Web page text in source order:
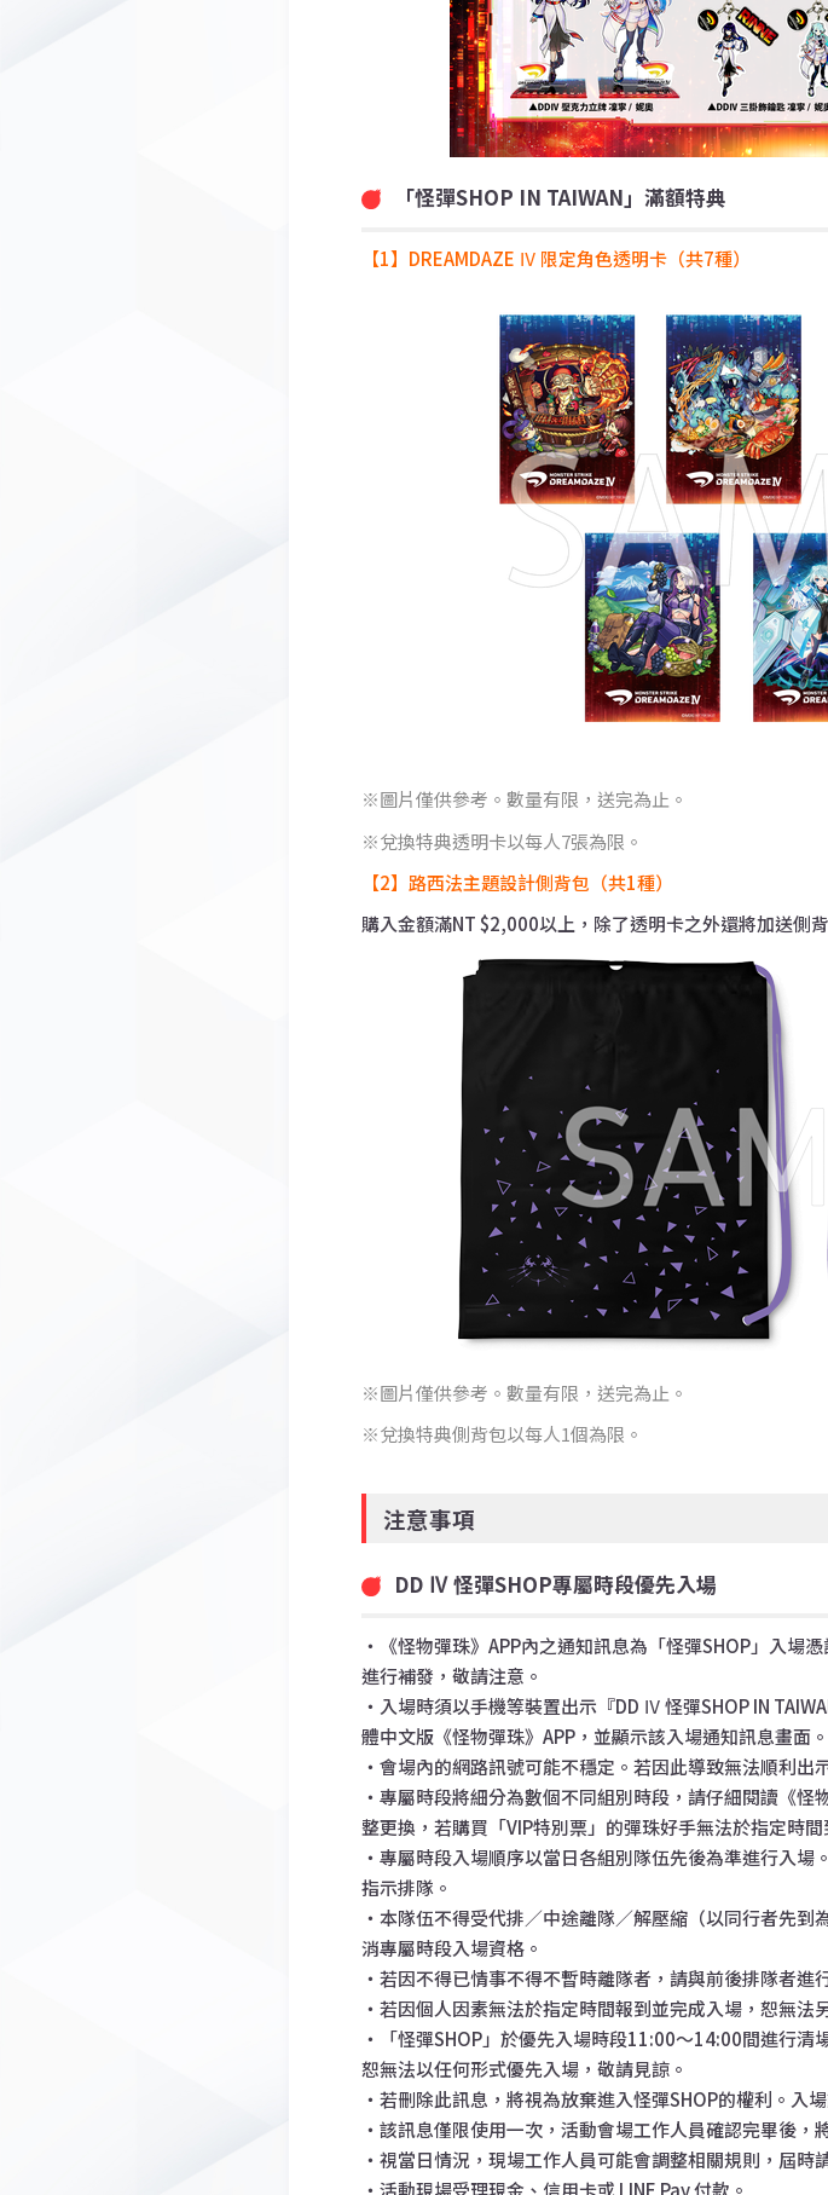
「怪彈SHOP IN TAIWAN」滿額特典
【1】DREAMDAZE Ⅳ 限定角色透明卡（共7種）
圖片僅供參考。數量有限，送完為止。
兌換特典透明卡以每人7張為限。
【2】路西法主題設計側背包（共1種）
購入金額滿NT $2,000以上，除了透明卡之外還將加送側
圖片僅供參考。數量有限，送完為止。
兌換特典側背包以每人1個為限。
注意事項
DD Ⅳ 怪彈SHOP專屬時段優先入場
・《怪物彈珠》APP內之通知訊息為「怪彈SHOP」入場
進行補發，敬請注意。
・入場時須以手機等裝置出示『DD Ⅳ 怪彈SHOP IN
體中文版《怪物彈珠》APP，並顯示該入場通知訊息畫面。
・會場內的網路訊號可能不穩定。若因此導致無法順利出
・專屬時段將細分為數個不同組別時段，請仔細閱讀《
整更換，若購買「VIP特別票」的彈珠好手無法於指定時
・專屬時段入場順序以當日各組別隊伍先後為準進行入
指示排隊。
・本隊伍不得受代排／中途離隊／解壓縮（以同行者先
消專屬時段入場資格。
・若因不得已情事不得不暫時離隊者，請與前後排隊者進
・若因個人因素無法於指定時間報到並完成入場，恕無
・「怪彈SHOP」於優先入場時段11:00～14:00間進行
恕無法以任何形式優先入場，敬請見諒。
・若刪除此訊息，將視為放棄進入怪彈SHOP的權利。入
・該訊息僅限使用一次，活動會場工作人員確認完畢後，
・視當日情況，現場工作人員可能會調整相關規則，屆時
・活動現場受理現金、信用卡或 LINE Pay 付款。